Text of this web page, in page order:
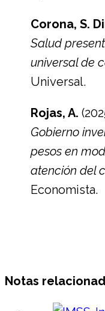
Corona, S.
Salud
universal de
Universal.
Rojas, A.
Gobierno
pesos en
atención del
Economista.
Notas